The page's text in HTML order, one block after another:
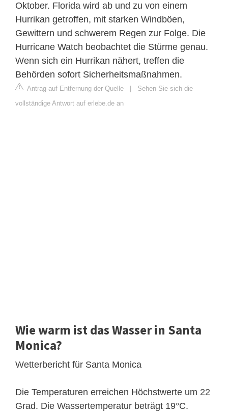
Oktober. Florida wird ab und zu von einem
Hurrikan getroffen, mit starken Windböen,
Gewittern und schwerem Regen zur Folge. Die
Hurricane Watch beobachtet die Stürme genau.
Wenn sich ein Hurrikan nähert, treffen die
Behörden sofort Sicherheitsmaßnahmen.
Antrag auf Entfernung der Quelle
Sehen Sie sich die
vollständige Antwort auf erlebe.de an
Wie warm ist das Wasser in Santa
Monica?
Wetterbericht für Santa Monica
Die Temperaturen erreichen Höchstwerte um 22
Grad. Die Wassertemperatur beträgt 19°C.